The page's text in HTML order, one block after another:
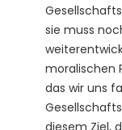
sie muss
moralischen
das wir uns
diesem Ziel,